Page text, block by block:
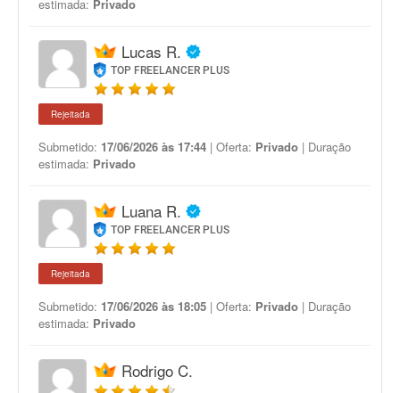
estimada: Privado
Lucas R.
TOP FREELANCER PLUS
Rejeitada
Submetido: 17/06/2026 às 17:44 | Oferta: Privado | Duração
estimada: Privado
Luana R.
TOP FREELANCER PLUS
Rejeitada
Submetido: 17/06/2026 às 18:05 | Oferta: Privado | Duração
estimada: Privado
Rodrigo C.